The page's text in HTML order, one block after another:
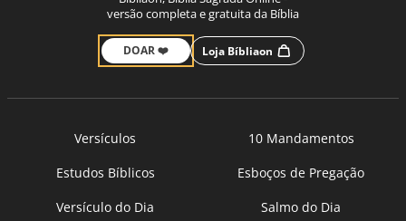
versão completa e gratuita da Bíblia
DOAR ❤️ Loja Bíbliaon
Versículos
10 Mandamentos
Estudos Bíblicos
Esboços de Pregação
Versículo do Dia
Salmo do Dia